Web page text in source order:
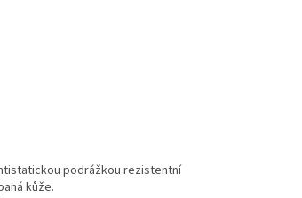
podrážkou rezistentní
kůže.